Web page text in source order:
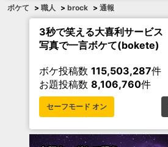
ボケて > 職人 > brock > 通報
3秒で笑える大喜利サービス
写真で一言ボケて(bokete)
ボケ投稿数 115,503,287件
お題投稿数 8,106,760件
セーフモード オン